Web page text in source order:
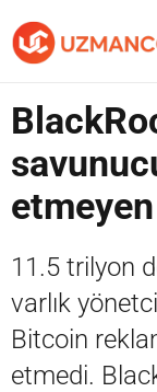
Contact / İletişim
11.5 trilyon
varlık
Bitcoin
etmedi.